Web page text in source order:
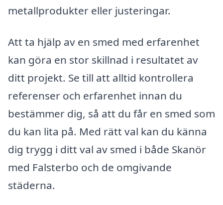
metallprodukter eller justeringar.
Att ta hjälp av en smed med erfarenhet
kan göra en stor skillnad i resultatet av
ditt projekt. Se till att alltid kontrollera
referenser och erfarenhet innan du
bestämmer dig, så att du får en smed som
du kan lita på. Med rätt val kan du känna
dig trygg i ditt val av smed i både Skanör
med Falsterbo och de omgivande
städerna.